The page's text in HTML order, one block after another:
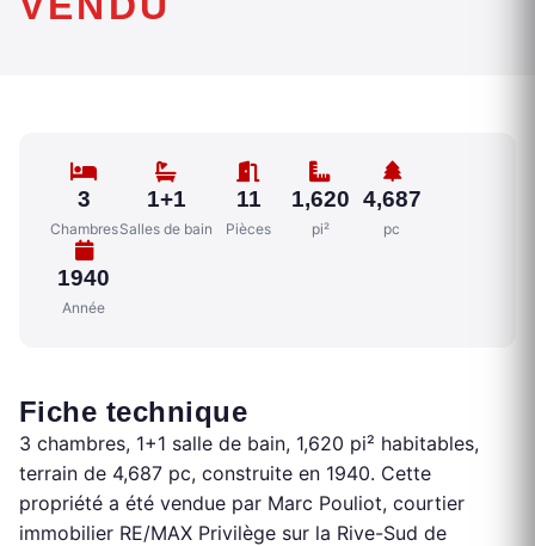
3
Chambres
1+1
Salles de bain
11
Pièces
1,620
pi²
4,687
pc
1940
Année
Fiche technique
3 chambres, 1+1 salle de bain, 1,620 pi² habitables,
terrain de 4,687 pc, construite en 1940. Cette
propriété a été vendue par Marc Pouliot, courtier
immobilier RE/MAX Privilège sur la Rive-Sud de